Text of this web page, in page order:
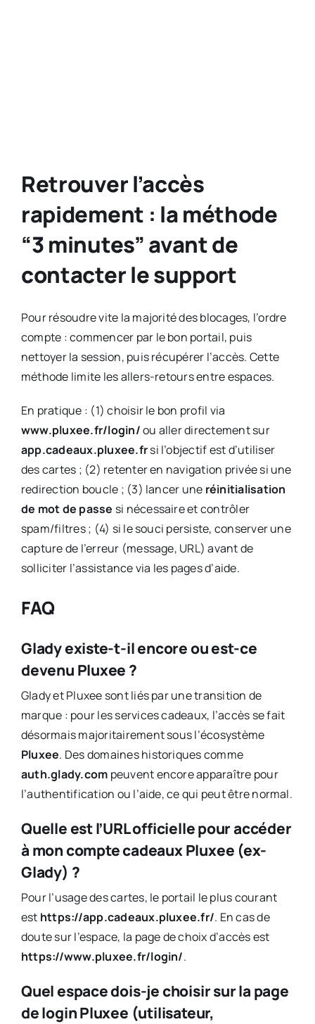
Retrouver l’accès
rapidement : la méthode
“3 minutes” avant de
contacter le support
Pour résoudre vite la majorité des blocages, l’ordre
compte : commencer par le bon portail, puis
nettoyer la session, puis récupérer l’accès. Cette
méthode limite les allers-retours entre espaces.
En pratique : (1) choisir le bon profil via
www.pluxee.fr/login/ou aller directement sur
app.cadeaux.pluxee.frsi l’objectif est d’utiliser
des cartes ; (2) retenter en navigation privée si une
redirection boucle ; (3) lancer une réinitialisation
de mot de passe si nécessaire et contrôler
spam/filtres ; (4) si le souci persiste, conserver une
capture de l’erreur (message, URL) avant de
solliciter l’assistance via les pages d’aide.
FAQ
Glady existe-t-il encore ou est-ce
devenu Pluxee ?
Glady et Pluxee sont liés par une transition de
marque : pour les services cadeaux, l’accès se fait
désormais majoritairement sous l’écosystème
Pluxee. Des domaines historiques comme
auth.glady.com peuvent encore apparaître pour
l’authentification ou l’aide, ce qui peut être normal.
Quelle est l’URL officielle pour accéder
à mon compte cadeaux Pluxee (ex-
Glady) ?
Pour l’usage des cartes, le portail le plus courant
est https://app.cadeaux.pluxee.fr/. En cas de
doute sur l’espace, la page de choix d’accès est
https://www.pluxee.fr/login/.
Quel espace dois-je choisir sur la page
de login Pluxee (utilisateur,